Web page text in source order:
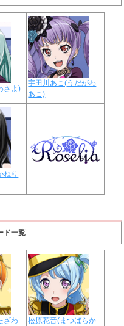
さよ)
宇田川あこ(うだがわ
あこ)
ねり
ド一覧
ざわ
松原花音(まつばらか